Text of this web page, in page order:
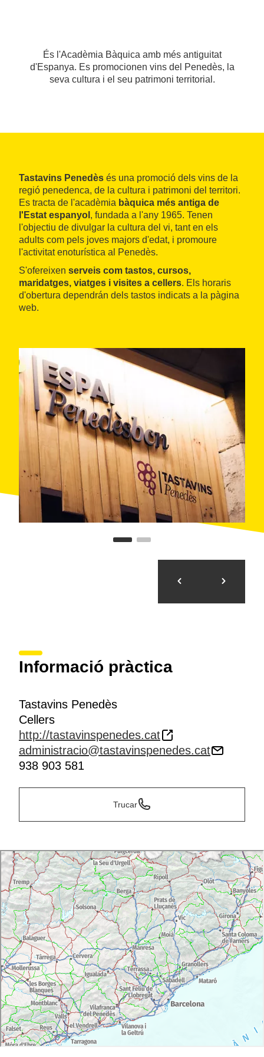
És l'Acadèmia Bàquica amb més antiguitat
d'Espanya. Es promocionen vins del Penedès, la
seva cultura i el seu patrimoni territorial.
Tastavins Penedès és una promoció dels vins de la
regió penedenca, de la cultura i patrimoni del territori.
Es tracta de l'acadèmia bàquica més antiga de
l'Estat espanyol , fundada a l'any 1965. Tenen
l'objectiu de divulgar la cultura del vi, tant en els
adults com pels joves majors d'edat, i promoure
l'activitat enoturística al Penedès.
S'ofereixen serveis com tastos, cursos,
maridatges, viatges i visites a cellers. Els horaris
d'obertura dependrán dels tastos indicats a la pàgina
web.
Informació pràctica
Tastavins Penedès
Cellers
http://tastavinspenedes.cat
administracio@tastavinspenedes.cat
938 903 581
Trucar